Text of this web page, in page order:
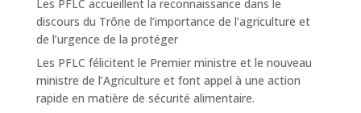
Les PFLC accueillent la reconnaissance dans le
discours du Trône de l’importance de l’agriculture et
de l’urgence de la protéger
Les PFLC félicitent le Premier ministre et le nouveau
ministre de l’Agriculture et font appel à une action
rapide en matière de sécurité alimentaire.